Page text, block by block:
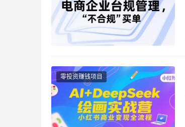
零投资赚钱项目